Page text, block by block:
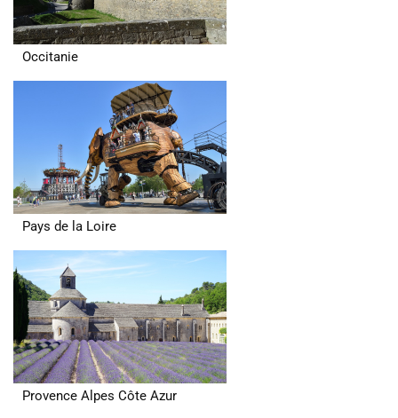
Occitanie
Pays de la Loire
Provence Alpes Côte Azur